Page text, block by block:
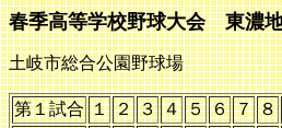
春季高等学校野球大会 東濃
土岐市総合公園野球場
第１試合 １ ２ ３ ４ ５ ６ ７ ８